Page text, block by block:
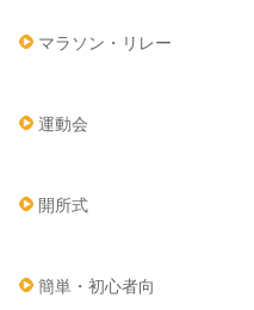
マラソン・リレー
運動会
開所式
簡単・初心者向